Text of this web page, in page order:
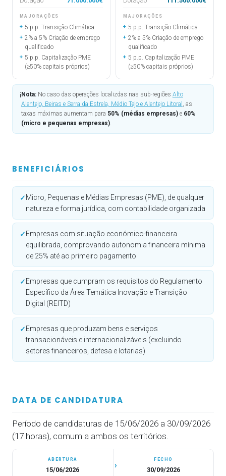
MAJORAÇÕES
+ 5 p.p. Transição Climática
+ 2% a 5% Criação de emprego
qualificado
+ 5 p.p. Capitalização PME
(≥50% capitais próprios)
MAJORAÇÕES
+ 5 p.p. Transição Climática
+ 2% a 5% Criação de emprego
qualificado
+ 5 p.p. Capitalização PME
(≥50% capitais próprios)
ℹ️Nota:No caso das operações localizdas nas sub-regiões Alto
Alentejo, Beiras e Serra da Estrela, Médio Tejo e Alentejo Litoral , as
taxas máximas aumentam para 50% (médias empresas)e 60%
(micro e pequenas empresas).
BENEFICIÁRIOS
✓Micro, Pequenas e Médias Empresas (PME), de qualquer
natureza e forma jurídica, com contabilidade organizada
✓Empresas com situação económico-financeira
equilibrada, comprovando autonomia financeira mínima
de 25% até ao primeiro pagamento
✓Empresas que cumpram os requisitos do Regulamento
Específico da Área Temática Inovação e Transição
Digital (REITD)
✓Empresas que produzam bens e serviços
transacionáveis e internacionalizáveis (excluindo
setores financeiros, defesa e lotarias)
DATA DE CANDIDATURA
Período de candidaturas de 15/06/2026 a 30/09/2026
(17 horas), comum a ambos os territórios.
›
ABERTURA
15/06/2026
FECHO
30/09/2026